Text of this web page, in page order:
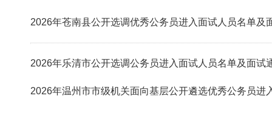
2026年苍南县公开选调优秀公务员进入面试人员名单及
2026年乐清市公开选调公务员进入面试人员名单及面试
2026年温州市市级机关面向基层公开遴选优秀公务员进